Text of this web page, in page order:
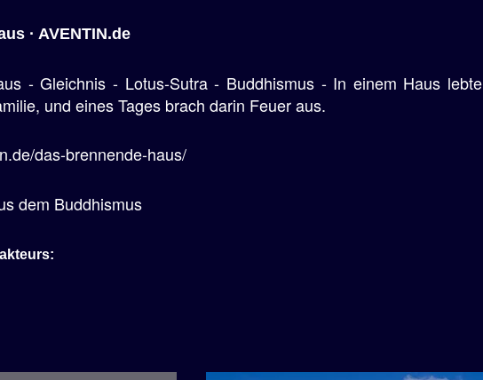
· AVENTIN.de
- Gleichnis - Lotus-Sutra - Buddhismus - In einem Haus lebte
und eines Tages brach darin Feuer aus.
das-brennende-haus/
dem Buddhismus